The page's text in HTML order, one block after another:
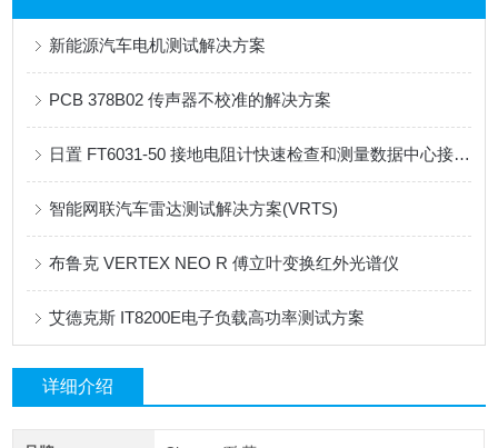
新能源汽车电机测试解决方案
PCB 378B02 传声器不校准的解决方案
日置 FT6031-50 接地电阻计快速检查和测量数据中心接地系统
智能网联汽车雷达测试解决方案(VRTS)
布鲁克 VERTEX NEO R 傅立叶变换红外光谱仪
艾德克斯 IT8200E电子负载高功率测试方案
详细介绍